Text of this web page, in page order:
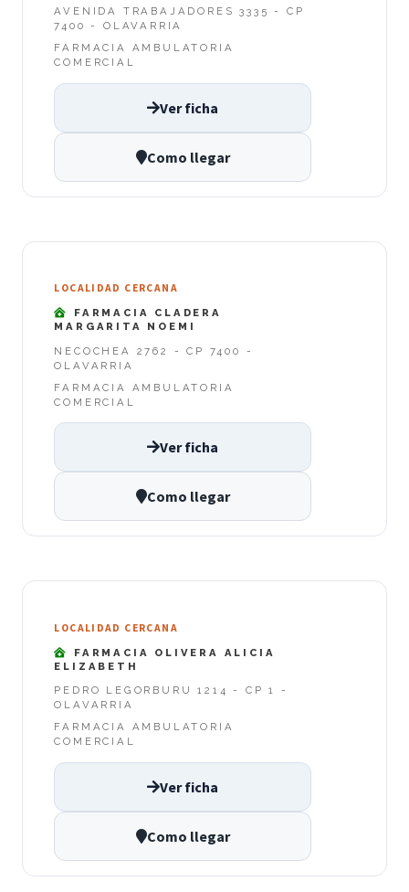
AVENIDA TRABAJADORES 3335 - CP
7400 - OLAVARRIA
FARMACIA AMBULATORIA
COMERCIAL
Ver ficha
Como llegar
LOCALIDAD CERCANA
FARMACIA CLADERA
MARGARITA NOEMI
NECOCHEA 2762 - CP 7400 -
OLAVARRIA
FARMACIA AMBULATORIA
COMERCIAL
Ver ficha
Como llegar
LOCALIDAD CERCANA
FARMACIA OLIVERA ALICIA
ELIZABETH
PEDRO LEGORBURU 1214 - CP 1 -
OLAVARRIA
FARMACIA AMBULATORIA
COMERCIAL
Ver ficha
Como llegar